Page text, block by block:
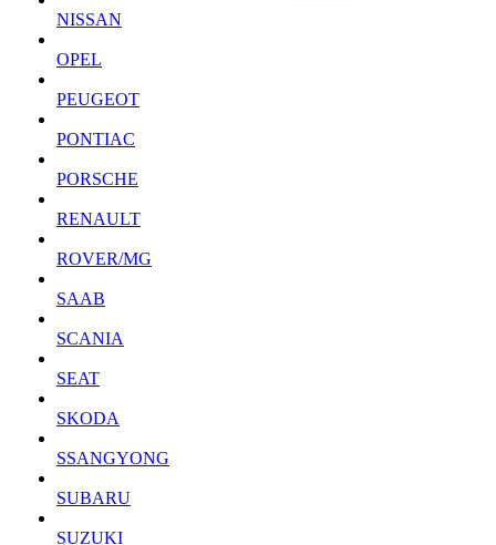
NISSAN
OPEL
PEUGEOT
PONTIAC
PORSCHE
RENAULT
ROVER/MG
SAAB
SCANIA
SEAT
SKODA
SSANGYONG
SUBARU
SUZUKI